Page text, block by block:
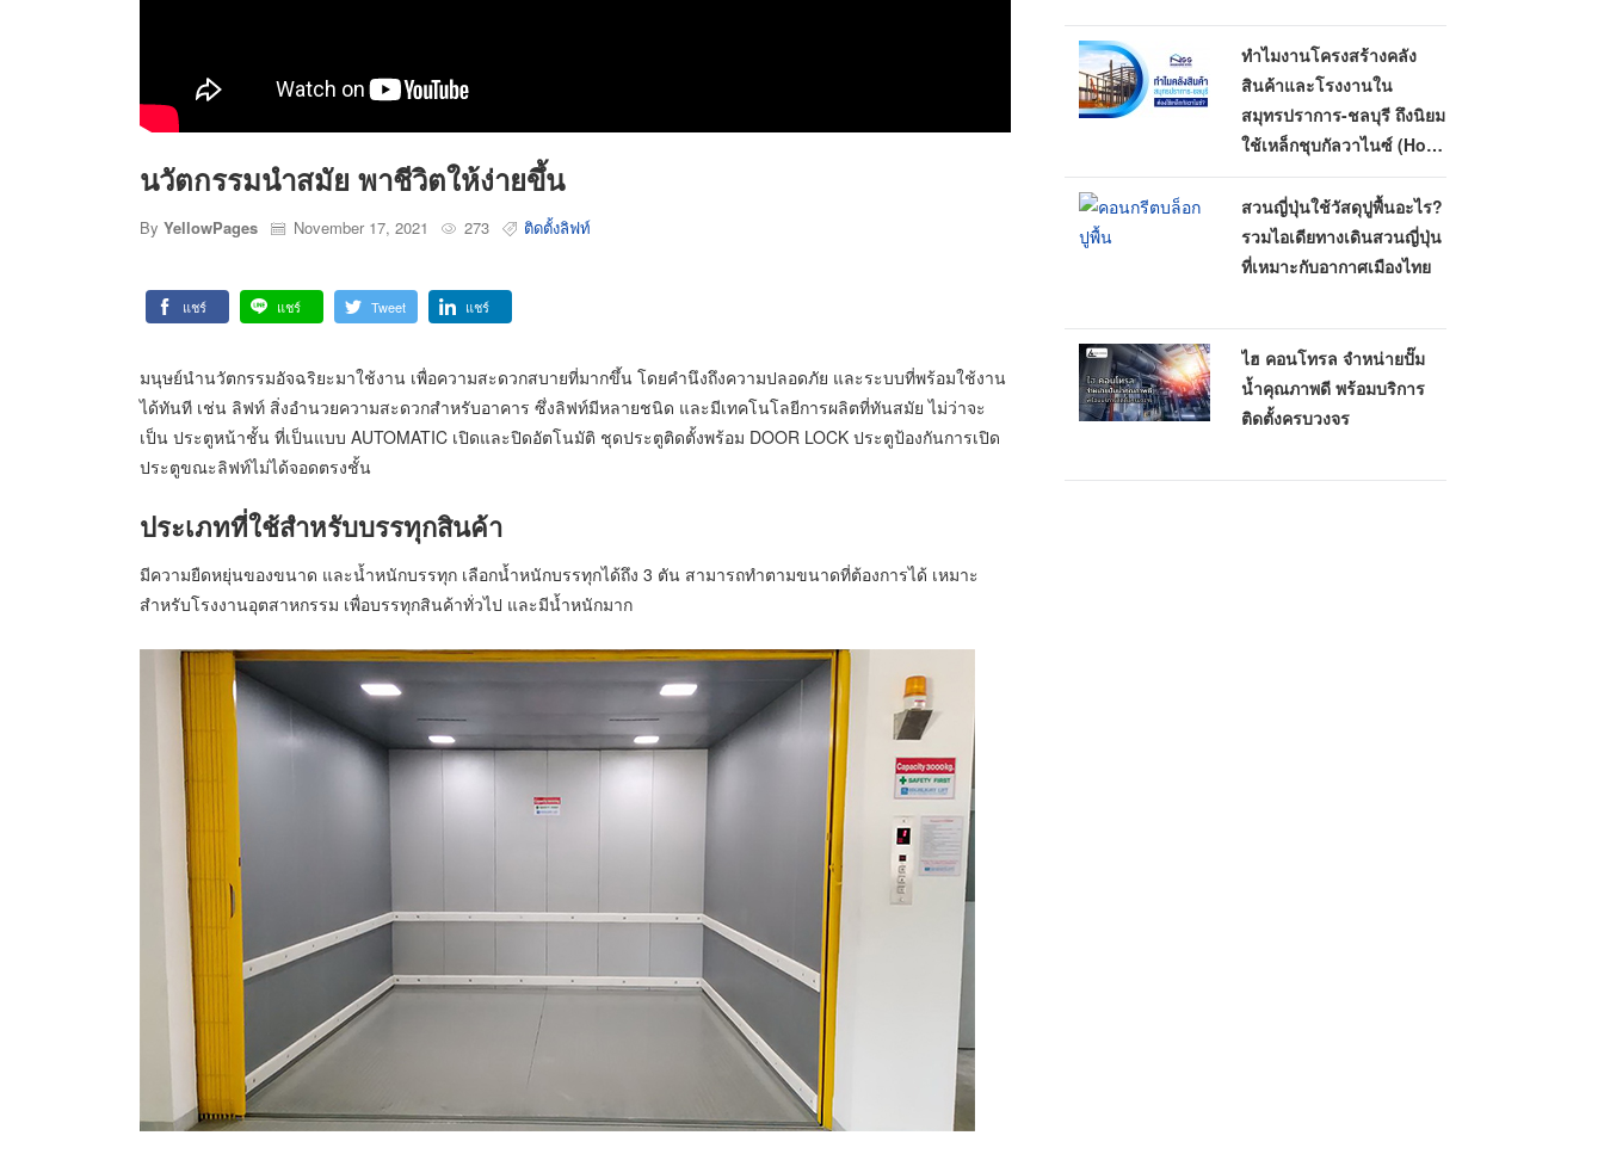
นวัตกรรมนำสมัย พาชีวิตให้ง่ายขึ้น
By YellowPages November 17, 2021 273 ติดตั้งลิฟท์
แชร์ แชร์ Tweet แชร์
มนุษย์นำนวัตกรรมอัจฉริยะมาใช้งาน เพื่อความสะดวกสบายที่มากขึ้น โดยคำนึงถึงความปลอดภัย และระบบที่พร้อมใช้งาน
ได้ทันที เช่น ลิฟท์ สิ่งอำนวยความสะดวกสำหรับอาคาร ซึ่งลิฟท์มีหลายชนิด และมีเทคโนโลยีการผลิตที่ทันสมัย ไม่ว่าจะ
เป็น ประตูหน้าชั้น ที่เป็นแบบ AUTOMATIC เปิดและปิดอัตโนมัติ ชุดประตูติดตั้งพร้อม DOOR LOCK ประตูป้องกันการเปิด
ประตูขณะลิฟท์ไม่ได้จอดตรงชั้น
ประเภทที่ใช้สำหรับบรรทุกสินค้า
มีความยืดหยุ่นของขนาด และน้ำหนักบรรทุก เลือกน้ำหนักบรรทุกได้ถึง 3 ตัน สามารถทำตามขนาดที่ต้องการได้ เหมาะ
สำหรับโรงงานอุตสาหกรรม เพื่อบรรทุกสินค้าทั่วไป และมีน้ำหนักมาก
ทำไมงานโครงสร้างคลัง
สินค้าและโรงงานใน
สมุทรปราการ-ชลบุรี ถึงนิยม
ใช้เหล็กชุบกัลวาไนซ์ (Hot-
Dip Galvanized)
สวนญี่ปุ่นใช้วัสดุปูพื้นอะไร?
รวมไอเดียทางเดินสวนญี่ปุ่น
ที่เหมาะกับอากาศเมืองไทย
ไฮ คอนโทรล จำหน่ายปั๊ม
น้ำคุณภาพดี พร้อมบริการ
ติดตั้งครบวงจร